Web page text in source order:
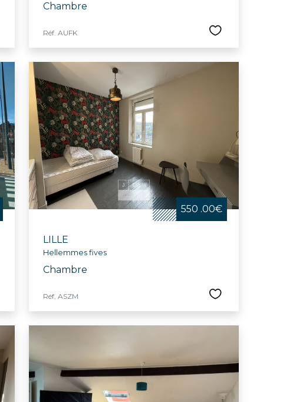
Chambre
Réf. AUFK
550 .00€
LILLE
Hellemmes fives
Chambre
Réf. ASZM